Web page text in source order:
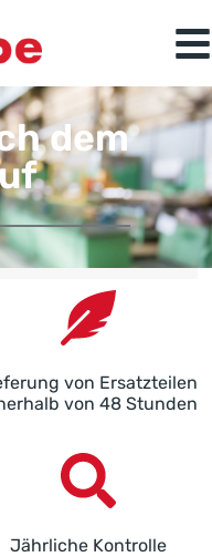
dem
von Ersatzteilen
von 48 Stunden
Jährliche Kontrolle